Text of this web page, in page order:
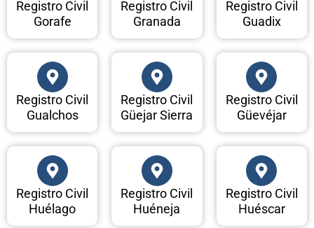
Registro Civil
Gorafe
Registro Civil
Granada
Registro Civil
Guadix
Registro Civil
Gualchos
Registro Civil
Güejar Sierra
Registro Civil
Güevéjar
Registro Civil
Huélago
Registro Civil
Huéneja
Registro Civil
Huéscar